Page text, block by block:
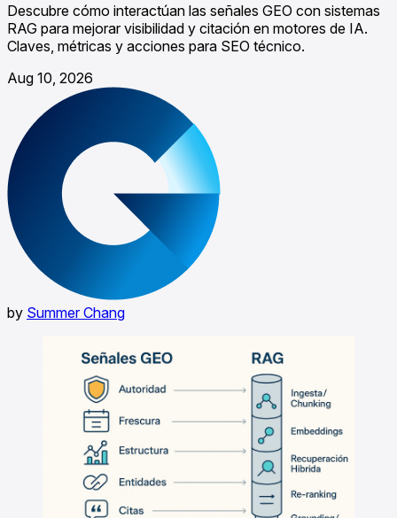
Descubre cómo interactúan las señales GEO con sistemas
RAG para mejorar visibilidad y citación en motores de IA.
Claves, métricas y acciones para SEO técnico.
Aug 10, 2026
by Summer Chang